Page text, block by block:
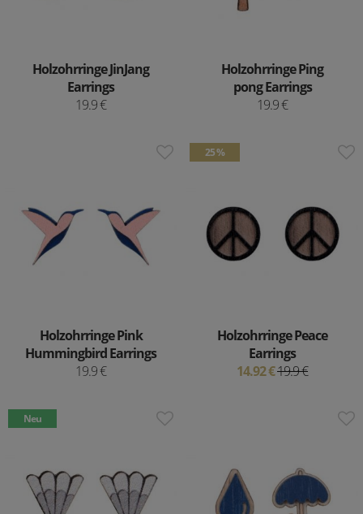
Holzohrringe JinJang
Earrings
19.9 €
Holzohrringe Ping
pong Earrings
19.9 €
Holzohrringe Pink
Hummingbird Earrings
19.9 €
25 %
Holzohrringe Peace
Earrings
14.92 €19.9 €
Neu